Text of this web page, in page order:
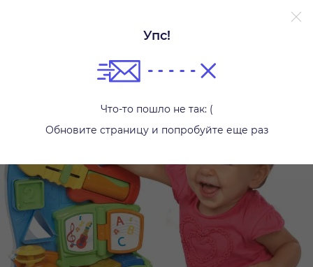
Упс!
Что-то пошло не так: (
Обновите страницу и попробуйте еще раз